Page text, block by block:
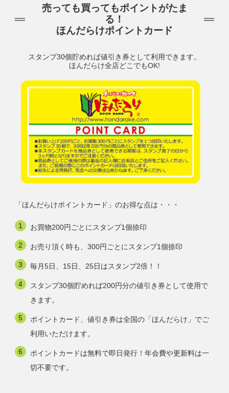
売っても買ってもポイントがたま
る！
ほんだらけポイントカード
スタンプ30個貯めれば値引き券として利用できます。
ほんだらけ全店どこでもOK!
「ほんだらけポイントカード」のお得な点は・・・
お買物200円ごとにスタンプ1個捺印
お売り頂く時も、300円ごとにスタンプ1個捺印
毎月5日、15日、25日はスタンプ2倍！！
スタンプ30個貯めれば200円分の値引き券として使用で
きます。
ポイントカード、値引き券は全国の「ほんだらけ」でご
利用いただけます。
ポイントカードは無料で即日発行！年会費や更新料は一
切不要です。